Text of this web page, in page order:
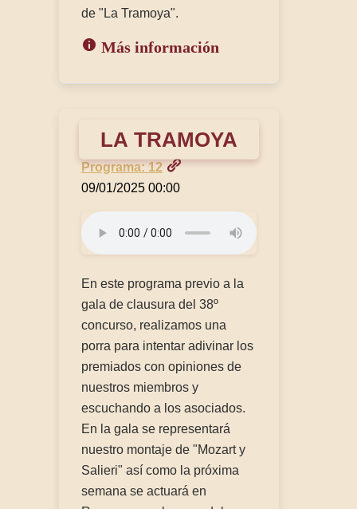
de "La Tramoya".
Más información
LA TRAMOYA
Programa: 12
09/01/2025 00:00
En este programa previo a la
gala de clausura del 38º
concurso, realizamos una
porra para intentar adivinar los
premiados con opiniones de
nuestros miembros y
escuchando a los asociados.
En la gala se representará
nuestro montaje de "Mozart y
Salieri" así como la próxima
semana se actuará en